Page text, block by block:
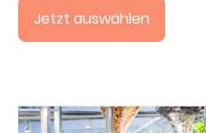
Jetzt auswählen